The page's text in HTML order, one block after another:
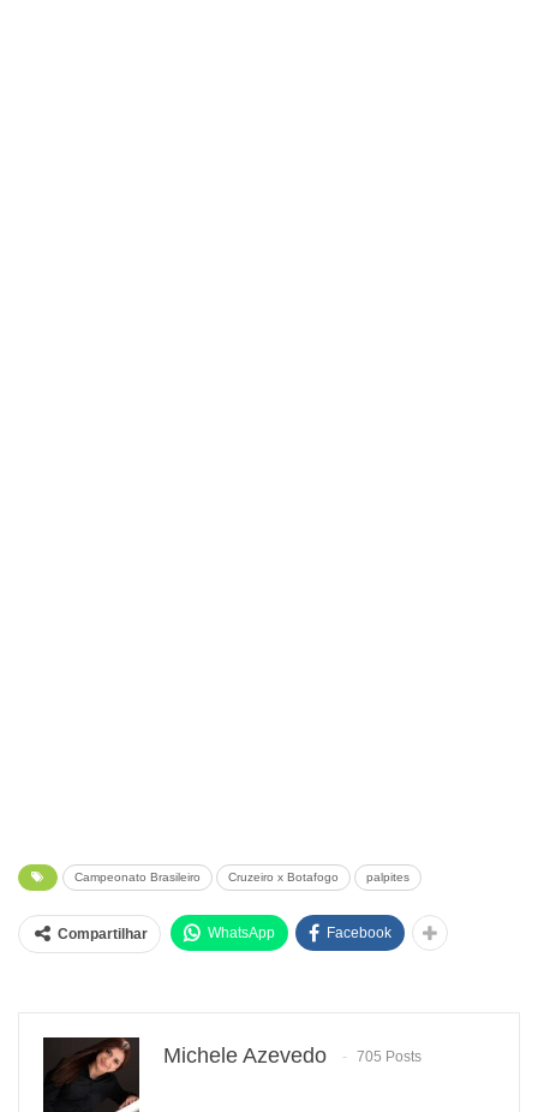
Campeonato Brasileiro Cruzeiro x Botafogo palpites
Compartilhar WhatsApp Facebook
Michele Azevedo 705 Posts